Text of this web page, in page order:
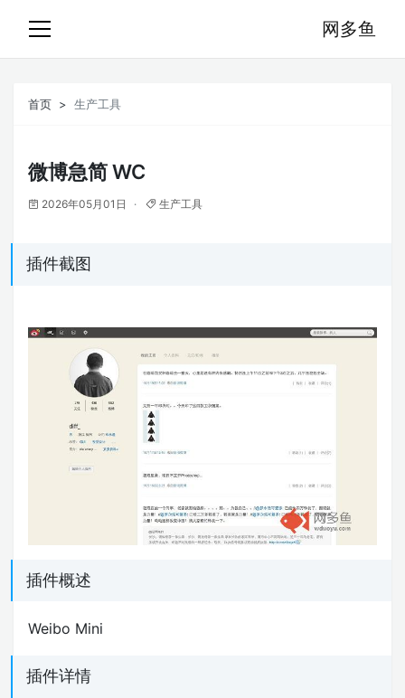
网多鱼
首页 生产工具
微博急简 WC
2026年05月01日 生产工具
插件截图
插件概述
Weibo Mini
插件详情